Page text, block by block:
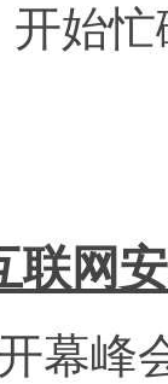
开始
联网
幕峰